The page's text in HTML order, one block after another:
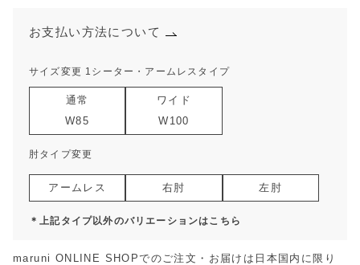
サイズ変更 1シーター・アームレスタイプ
通常
W85
ワイド
W100
肘タイプ変更
アームレス 右肘 左肘
＊上記タイプ以外のバリエーションはこちら
お支払い方法について
maruni ONLINE SHOPでのご注文・お届けは日本国内に限り